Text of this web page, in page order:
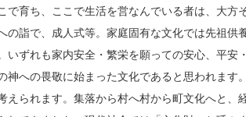
育ち、ここで生活を営なんでいる者は、大方
の詣で、成人式等。家庭固有な文化では先祖
いずれも家内安全・繁栄を願っての安心、平
神への畏敬に始まった文化であると思われま
えられます。集落から村へ村から町文化へと